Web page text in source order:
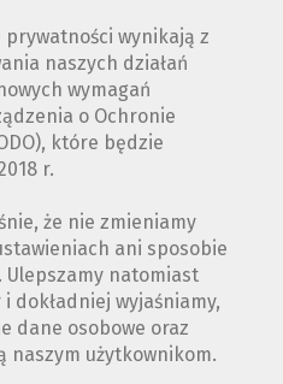
prywatności wynikają z
naszych działań
wymagań
o Ochronie
które będzie
r.
że nie zmieniamy
ani sposobie
natomiast
dokładniej wyjaśniamy,
dane osobowe oraz
naszym użytkownikom.